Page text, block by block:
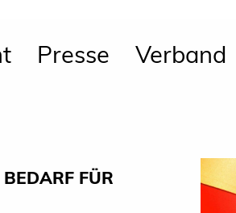
Presse Verband
FÜR